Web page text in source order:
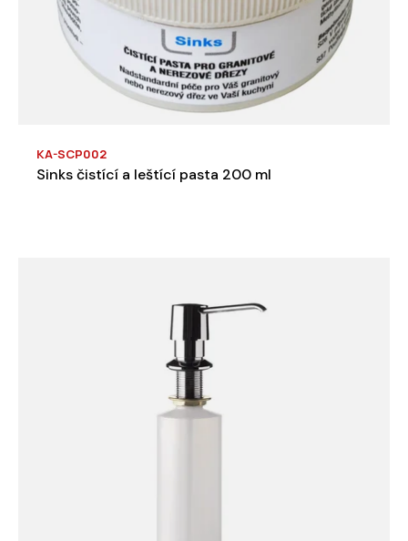
KA-SCP002
Sinks čistící a leštící pasta 200 ml